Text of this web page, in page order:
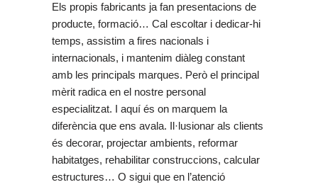
Els propis fabricants ja fan presentacions de
producte, formació… Cal escoltar i dedicar-hi
temps, assistim a fires nacionals i
internacionals, i mantenim diàleg constant
amb les principals marques. Però el principal
mèrit radica en el nostre personal
especialitzat. I aquí és on marquem la
diferència que ens avala. Il·lusionar als clients
és decorar, projectar ambients, reformar
habitatges, rehabilitar construccions, calcular
estructures… O sigui que en l’atenció